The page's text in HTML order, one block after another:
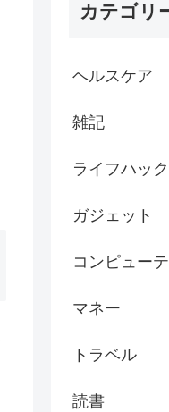
カテゴリ
ヘルスケア
雑記
ライフハック
ガジェット
コンピュー
マネー
トラベル
読書